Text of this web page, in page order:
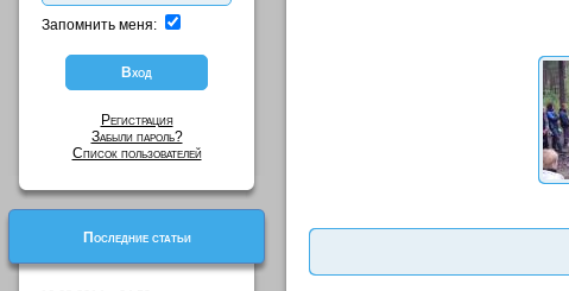
Запомнить меня:
Регистрация
Забыли пароль?
Список пользователей
Последние статьи